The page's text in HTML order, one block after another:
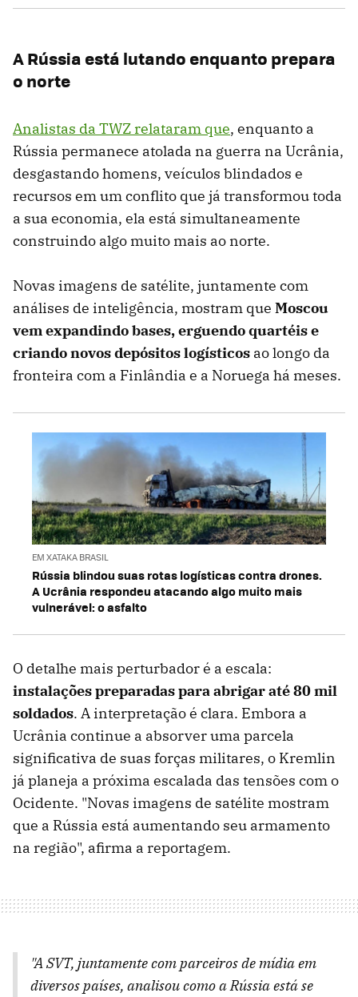
A Rússia está lutando enquanto prepara
o norte
Analistas da TWZ relataram que, enquanto a
Rússia permanece atolada na guerra na Ucrânia,
desgastando homens, veículos blindados e
recursos em um conflito que já transformou toda
a sua economia, ela está simultaneamente
construindo algo muito mais ao norte.
Novas imagens de satélite, juntamente com
análises de inteligência, mostram que Moscou
vem expandindo bases, erguendo quartéis e
criando novos depósitos logísticos ao longo da
fronteira com a Finlândia e a Noruega há meses.
EM XATAKA BRASIL
Rússia blindou suas rotas logísticas contra drones.
A Ucrânia respondeu atacando algo muito mais
vulnerável: o asfalto
O detalhe mais perturbador é a escala:
instalações preparadas para abrigar até 80 mil
soldados. A interpretação é clara. Embora a
Ucrânia continue a absorver uma parcela
significativa de suas forças militares, o Kremlin
já planeja a próxima escalada das tensões com o
Ocidente. "Novas imagens de satélite mostram
que a Rússia está aumentando seu armamento
na região", afirma a reportagem.
"A SVT, juntamente com parceiros de mídia em
diversos países, analisou como a Rússia está se